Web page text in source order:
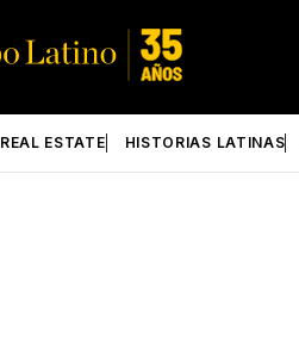
REAL ESTATE HISTORIAS LATINAS